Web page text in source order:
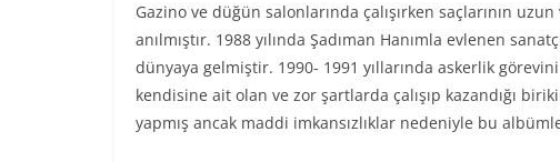
Gazino ve düğün salonlarında çalışırken saçlarının uzun
anılmıştır. 1988 yılında Şadıman Hanımla evlenen
dünyaya gelmiştir. 1990- 1991 yıllarında askerlik
kendisine ait olan ve zor şartlarda çalışıp kazandığı
yapmış ancak maddi imkansızlıklar nedeniyle bu